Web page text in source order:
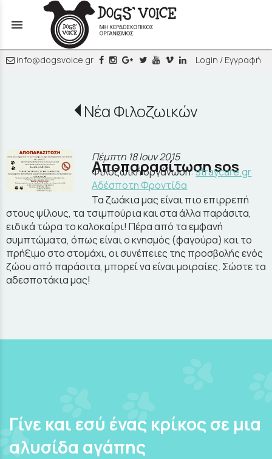
menu
info@dogsvoice.gr Login / Εγγραφή
Νέα Φιλοζωικών
Αποπαρασίτωση sos
Πέμπτη 18 Ιουν 2015
Φιλοζωική οργάνωση:straycare.gr
Aδέσποτη Φροντίδα
Τα ζωάκια μας είναι πιο επιρρεπή
στους ψίλους, τα τσιμπούρια και στα άλλα παράσιτα,
ειδικά τώρα το καλοκαίρι! Πέρα από τα εμφανή
συμπτώματα, όπως είναι ο κνησμός (φαγούρα) και το
πρήξιμο στο στομάχι, οι συνέπειες της προσβολής ενός
ζώου από παράσιτα, μπορεί να είναι μοιραίες. Σώστε τα
αδεσποτάκια μας!
Γίνε και εσύ ένας κρίκος σε μια
αλυσίδα αγάπης